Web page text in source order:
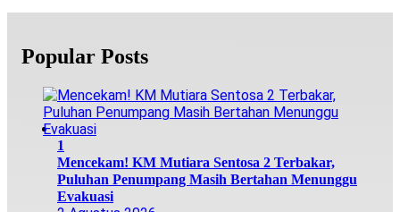
Popular Posts
1
Mencekam! KM Mutiara Sentosa 2 Terbakar,
Puluhan Penumpang Masih Bertahan Menunggu
Evakuasi